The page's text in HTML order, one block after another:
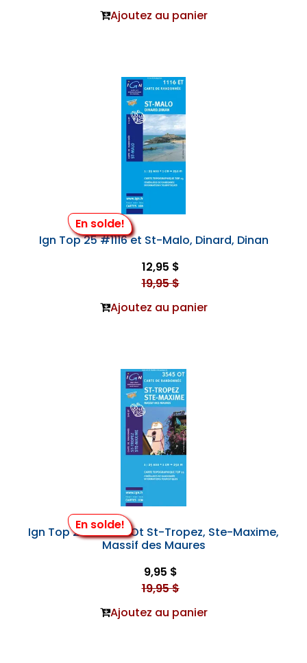
Ajoutez au panier
En solde!
Ign Top 25 #1116 et St-Malo, Dinard, Dinan
12,95 $
19,95 $
Ajoutez au panier
En solde!
Ign Top 25 #3545 Ot St-Tropez, Ste-Maxime,
Massif des Maures
9,95 $
19,95 $
Ajoutez au panier